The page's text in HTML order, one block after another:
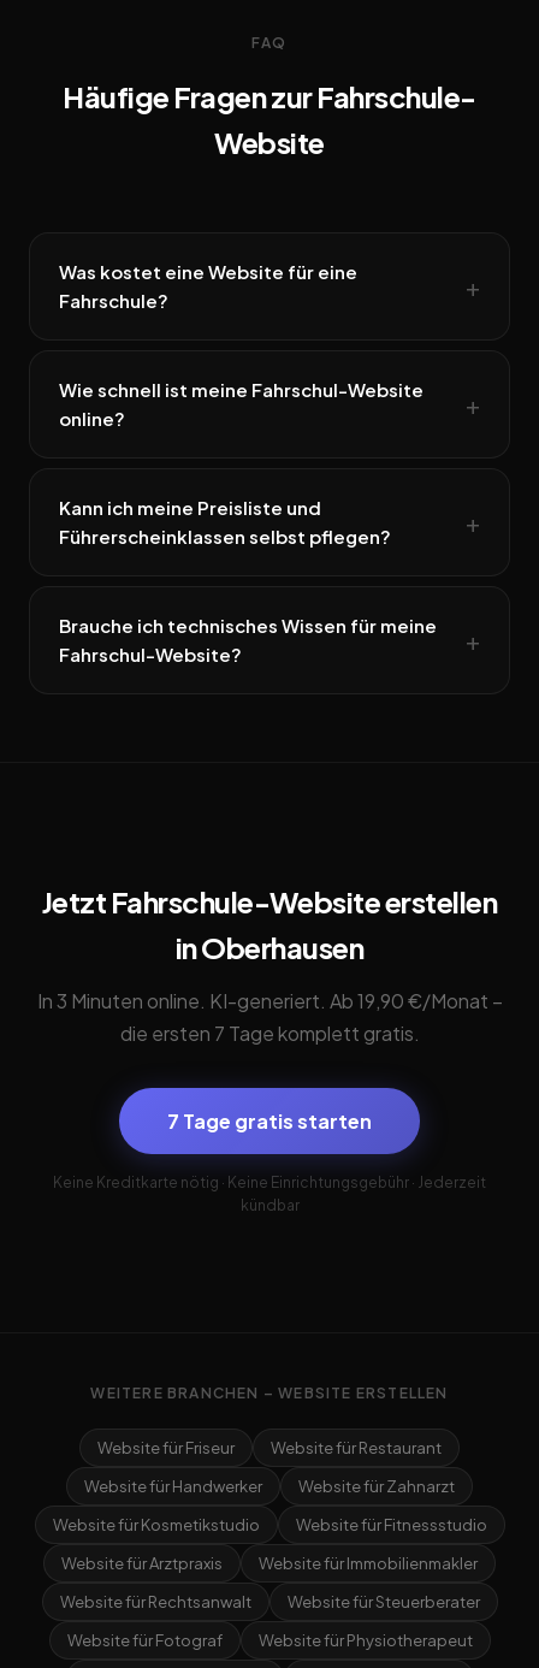
FAQ
Häufige Fragen zur Fahrschule-
Website
Was kostet eine Website für eine
Fahrschule?
Wie schnell ist meine Fahrschul-Website
online?
Kann ich meine Preisliste und
Führerscheinklassen selbst pflegen?
Brauche ich technisches Wissen für meine
Fahrschul-Website?
Jetzt Fahrschule-Website erstellen
in Oberhausen
In 3 Minuten online. KI-generiert. Ab 19,90 €/Monat –
die ersten 7 Tage komplett gratis.
7 Tage gratis starten
Keine Kreditkarte nötig · Keine Einrichtungsgebühr · Jederzeit
kündbar
WEITERE BRANCHEN – WEBSITE ERSTELLEN
Website für Friseur
Website für Restaurant
Website für Handwerker
Website für Zahnarzt
Website für Kosmetikstudio
Website für Fitnessstudio
Website für Arztpraxis
Website für Immobilienmakler
Website für Rechtsanwalt
Website für Steuerberater
Website für Fotograf
Website für Physiotherapeut